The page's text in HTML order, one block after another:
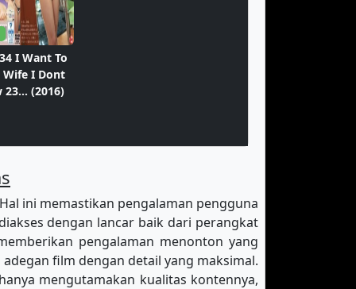
I Want To
Wife I Dont
23... (2016)
ini memastikan pengalaman pengguna
dengan lancar baik dari perangkat
pengalaman menonton yang
film dengan detail yang maksimal.
mengutamakan kualitas kontennya,